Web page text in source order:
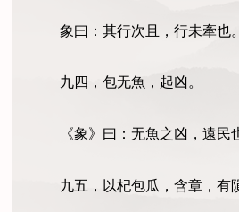
象曰：其行次且，行未牽也。
九四，包无魚，起凶。
《象》曰：无魚之凶，遠民
九五，以杞包瓜，含章，有